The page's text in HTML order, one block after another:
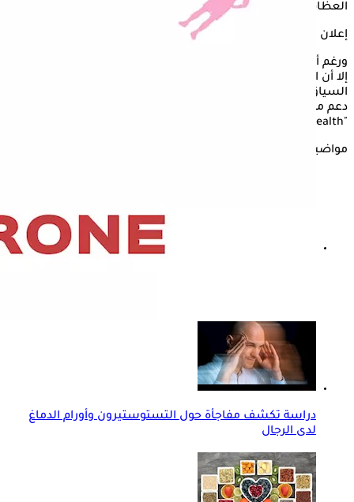
العظام ووصولًا إلى الرغبة الجنسية والحفاظ على العضلات.
إعلان
ورغم أن النظام الغذائي وحده لا يكفي لعلاج الحالات الطبية الكامنة،
إلا أن التغذية تظل عنصرًا أساسيًا، ويستعرض "الكونسلتو" في
السياق التالي، هل اتباع نظام غذائي نباتي متوازن قد يُساعد في
دعم مستويات التستوستيرون الصحية، وذلك بحسب
"onlymyhealth".
مواضيع ذات صلة
دراسة تكشف مفاجأة حول التستوستيرون وأورام الدماغ
لدى الرجال